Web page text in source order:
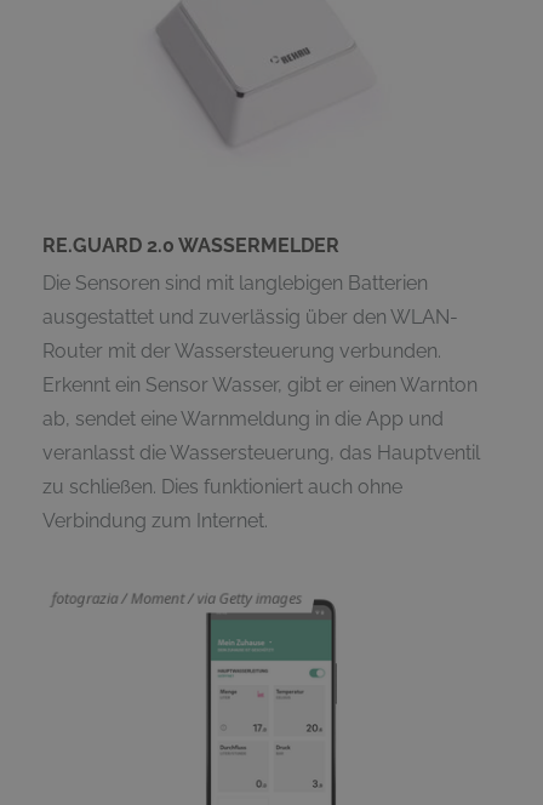
RE.GUARD 2.0 WASSERMELDER
Die Sensoren sind mit langlebigen Batterien
ausgestattet und zuverlässig über den WLAN-
Router mit der Wassersteuerung verbunden.
Erkennt ein Sensor Wasser, gibt er einen Warnton
ab, sendet eine Warnmeldung in die App und
veranlasst die Wassersteuerung, das Hauptventil
zu schließen. Dies funktioniert auch ohne
Verbindung zum Internet.